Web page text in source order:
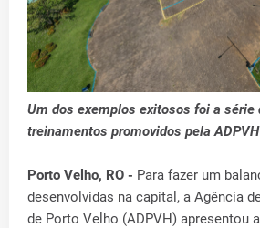
Um dos exemplos exitosos foi a série
treinamentos promovidos pela ADPVH
Porto Velho, RO - Para fazer um
desenvolvidas na capital, a Agência
de Porto Velho (ADPVH) apresentou